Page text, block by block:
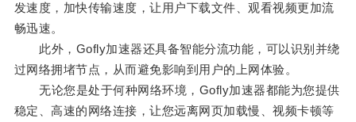
发速度，加快传输速度，让用户下载文件、观看视频更加流
畅迅速。
此外，Gofly加速器还具备智能分流功能，可以识别并绕
过网络拥堵节点，从而避免影响到用户的上网体验。
无论您是处于何种网络环境，Gofly加速器都能为您提供
稳定、高速的网络连接，让您远离网页加载慢、视频卡顿等